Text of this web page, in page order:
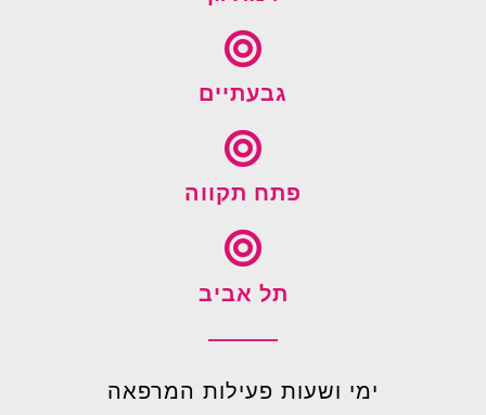
גבעתיים
פתח תקווה
תל אביב
ימי ושעות פעילות המרפאה